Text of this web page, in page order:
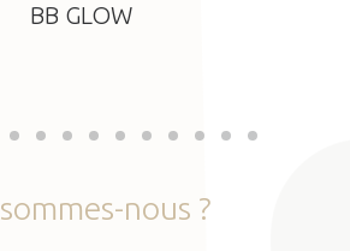
BB GLOW
sommes-nous ?